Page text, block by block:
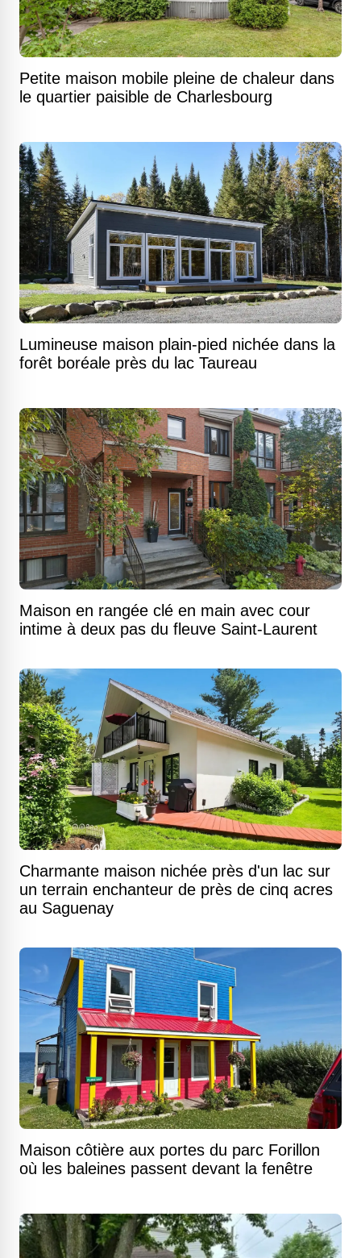
Petite maison mobile pleine de chaleur dans
le quartier paisible de Charlesbourg
Lumineuse maison plain-pied nichée dans la
forêt boréale près du lac Taureau
Maison en rangée clé en main avec cour
intime à deux pas du fleuve Saint-Laurent
Charmante maison nichée près d'un lac sur
un terrain enchanteur de près de cinq acres
au Saguenay
Maison côtière aux portes du parc Forillon
où les baleines passent devant la fenêtre